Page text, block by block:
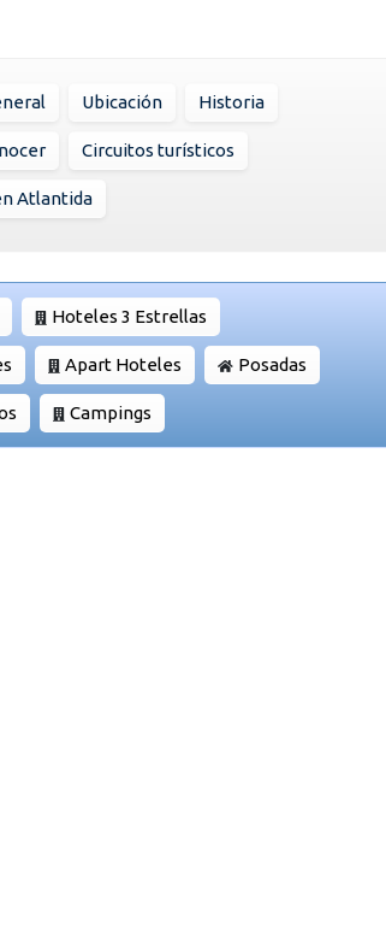
Ubicación Historia
Circuitos turísticos
Atlantida
Hoteles 3 Estrellas
Apart Hoteles Posadas
Campings